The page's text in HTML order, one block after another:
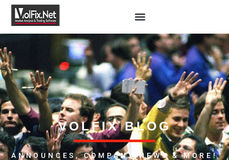
VOLFIX BLOG
ANNOUNCES, COMPANY NEWS & MORE!